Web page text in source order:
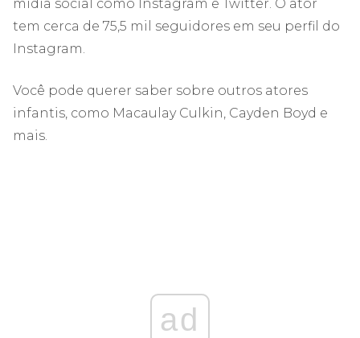
mídia social como Instagram e Twitter. O ator
tem cerca de 75,5 mil seguidores em seu perfil do
Instagram.
Você pode querer saber sobre outros atores
infantis, como Macaulay Culkin, Cayden Boyd e
mais.
ad